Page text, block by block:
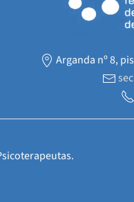
Arganda nº 8,